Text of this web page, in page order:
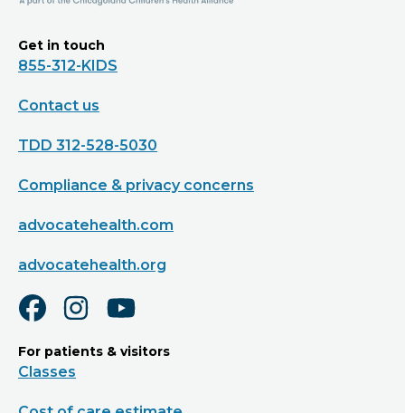
Get in touch
855-312-KIDS
Contact us
TDD 312-528-5030
Compliance & privacy concerns
advocatehealth.com
advocatehealth.org
For patients & visitors
Classes